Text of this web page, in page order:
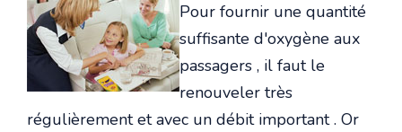
Pour fournir une quantité
suffisante d'oxygène aux
passagers , il faut le
renouveler très
régulièrement et avec un débit important . Or